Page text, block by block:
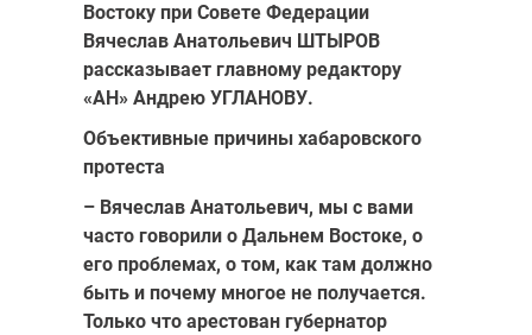
Востоку при Совете Федерации
Вячеслав Анатольевич ШТЫРОВ
рассказывает главному редактору
«АН» Андрею УГЛАНОВУ.
Объективные причины хабаровского
протеста
– Вячеслав Анатольевич, мы с вами
часто говорили о Дальнем Востоке, о
его проблемах, о том, как там должно
быть и почему многое не получается.
Только что арестован губернатор